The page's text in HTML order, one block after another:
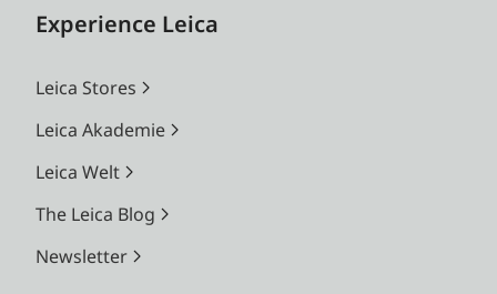
Experience Leica
Leica Stores
Leica Akademie
Leica Welt
The Leica Blog
Newsletter